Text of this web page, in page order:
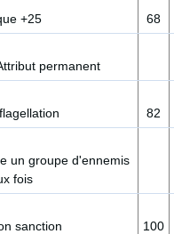
+25 68
permanent
82
un groupe d'ennemis
fois
sanction 100